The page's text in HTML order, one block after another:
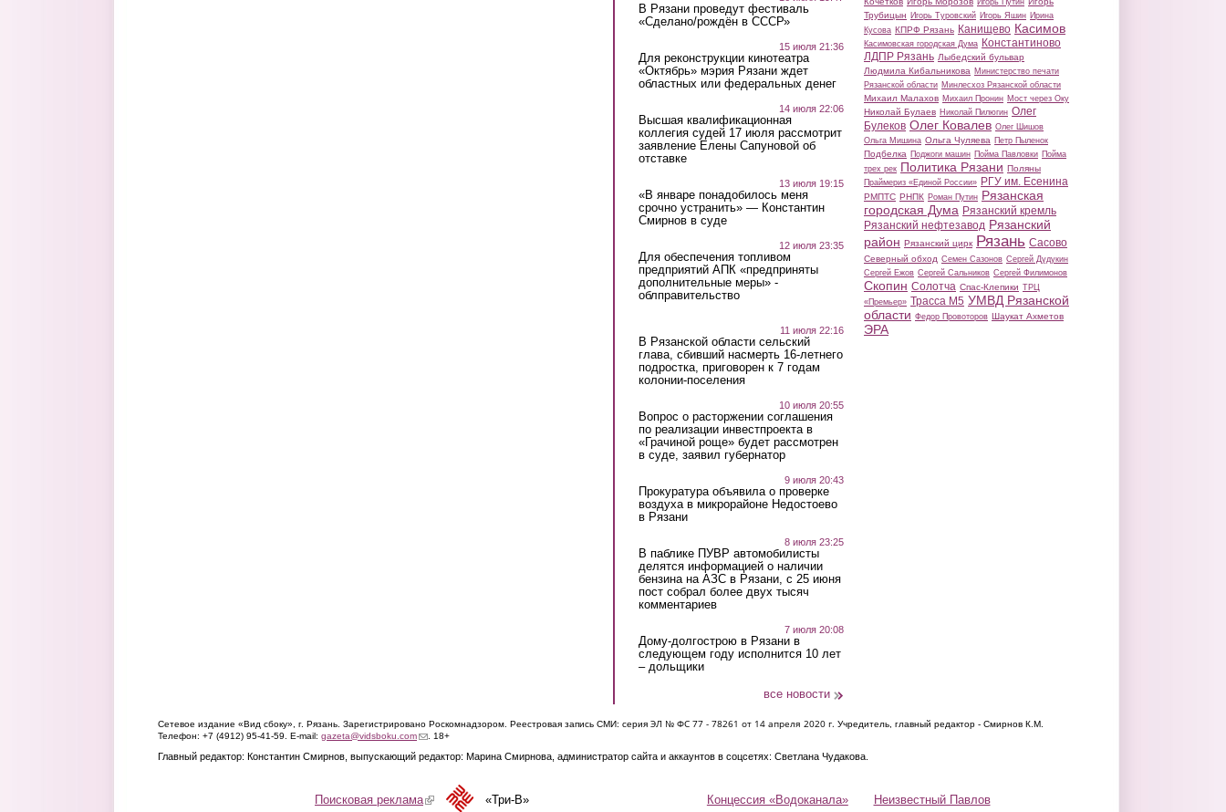
В Рязани проведут фестиваль
«Сделано/рождён в СССР»
15 июля 21:36
Для реконструкции кинотеатра
«Октябрь» мэрия Рязани ждет
областных или федеральных денег
14 июля 22:06
Высшая квалификационная
коллегия судей 17 июля рассмотрит
заявление Елены Сапуновой об
отставке
13 июля 19:15
«В январе понадобилось меня
срочно устранить» — Константин
Смирнов в суде
12 июля 23:35
Для обеспечения топливом
предприятий АПК «предприняты
дополнительные меры» -
облправительство
11 июля 22:16
В Рязанской области сельский
глава, сбивший насмерть 16-летнего
подростка, приговорен к 7 годам
колонии-поселения
10 июля 20:55
Вопрос о расторжении соглашения
по реализации инвестпроекта в
«Грачиной роще» будет рассмотрен
в суде, заявил губернатор
9 июля 20:43
Прокуратура объявила о проверке
воздуха в микрорайоне Недостоево
в Рязани
8 июля 23:25
В паблике ПУВР автомобилисты
делятся информацией о наличии
бензина на АЗС в Рязани, с 25 июня
пост собрал более двух тысяч
комментариев
7 июля 20:08
Дому-долгострою в Рязани в
следующем году исполнится 10 лет
– дольщики
все новости
Игорь Путин
Трубицын Игорь Туровский Игорь Яшин Ирина
Кусова КПРФ Рязань Канищево Касимов
Касимовская городская Дума Константиново
ЛДПР Рязань Лыбедский бульвар
Людмила Кибальникова Министерство печати
Рязанской области Минлесхоз Рязанской области
Михаил Малахов Михаил Пронин Мост через Оку
Николай Булаев Николай Пилюгин Олег
Булеков Олег Ковалев Олег Шишов
Ольга Мишина Ольга Чуляева Петр Пыленок
Подбелка Поджоги машин Пойма Павловки Пойма
трех рек Политика Рязани Поляны
Праймериз «Единой России» РГУ им. Есенина
РМПТС РНПК Роман Путин Рязанская
городская Дума Рязанский кремль
Рязанский нефтезавод Рязанский
район Рязанский цирк Рязань Сасово
Северный обход Семен Сазонов Сергей Дудукин
Сергей Ежов Сергей Сальников Сергей Филимонов
Скопин Солотча Спас-Клепики ТРЦ
«Премьер» Трасса М5 УМВД Рязанской
области Федор Провоторов Шаукат Ахметов
ЭРА
Сетевое издание «Вид сбоку», г. Рязань. Зарегистрировано Роскомнадзором. Реестровая запись СМИ: серия ЭЛ № ФС 77 - 78261 от 14 апреля 2020 г. Учредитель, главный редактор - Смирнов К.М.
Телефон: +7 (4912) 95-41-59. E-mail: gazeta@vidsboku.com(link sends e-mail)
. 18+
Главный редактор: Константин Смирнов, выпускающий редактор: Марина Смирнова, администратор сайта и аккаунтов в соцсетях: Светлана Чудакова.
Концессия «Водоканала» Неизвестный Павлов
Поисковая реклама(link is external)«Три-В»